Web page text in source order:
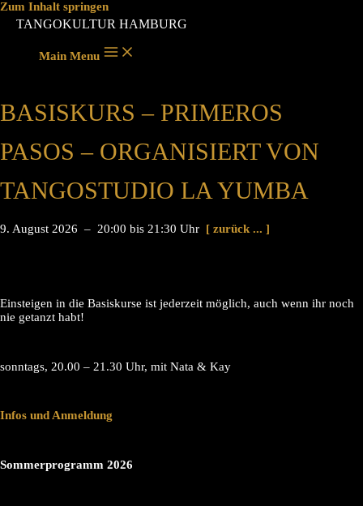
Zum Inhalt springen
TANGOKULTUR HAMBURG
Main Menu
BASISKURS – PRIMEROS
PASOS – ORGANISIERT VON
TANGOSTUDIO LA YUMBA
9. August 2026 – 20:00 bis 21:30 Uhr [ zurück ... ]
Einsteigen in die Basiskurse ist jederzeit möglich, auch wenn ihr noch
nie getanzt habt!
sonntags, 20.00 – 21.30 Uhr, mit Nata & Kay
Infos und Anmeldung
Sommerprogramm 2026